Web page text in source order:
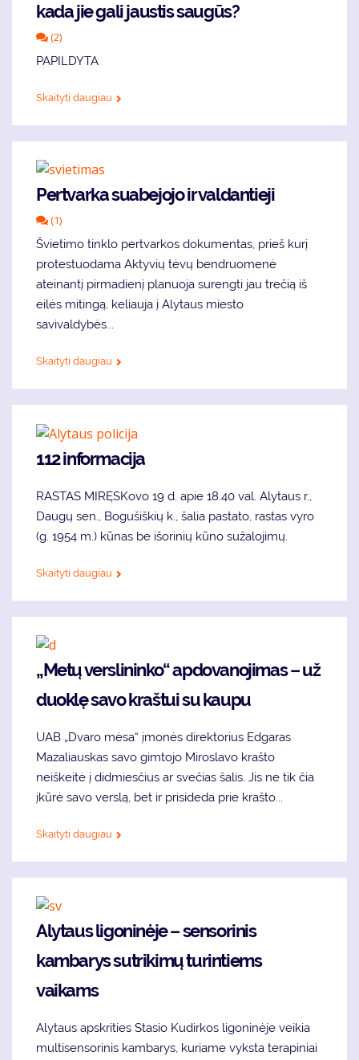
kada jie gali jaustis saugūs?
(2)
PAPILDYTA
Skaityti daugiau
Pertvarka suabejojo ir valdantieji
(1)
Švietimo tinklo pertvarkos dokumentas, prieš kurį
protestuodama Aktyvių tėvų bendruomenė
ateinantį pirmadienį planuoja surengti jau trečią iš
eilės mitingą, keliauja į Alytaus miesto
savivaldybės...
Skaityti daugiau
112 informacija
RASTAS MIRĘSKovo 19 d. apie 18.40 val. Alytaus r.,
Daugų sen., Bogušiškių k., šalia pastato, rastas vyro
(g. 1954 m.) kūnas be išorinių kūno sužalojimų.
Skaityti daugiau
„Metų verslininko“ apdovanojimas – už
duoklę savo kraštui su kaupu
UAB „Dvaro mėsa“ įmonės direktorius Edgaras
Mazaliauskas savo gimtojo Miroslavo krašto
neiškeitė į didmiesčius ar svečias šalis. Jis ne tik čia
įkūrė savo verslą, bet ir prisideda prie krašto...
Skaityti daugiau
Alytaus ligoninėje – sensorinis
kambarys sutrikimų turintiems
vaikams
Alytaus apskrities Stasio Kudirkos ligoninėje veikia
multisensorinis kambarys, kuriame vyksta terapiniai